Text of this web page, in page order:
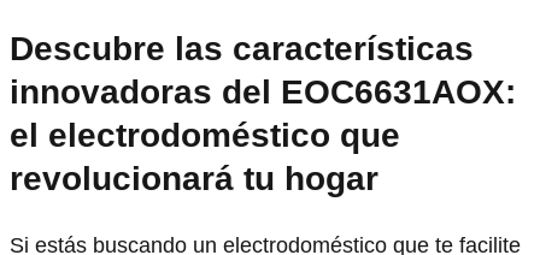
Descubre las características
innovadoras del EOC6631AOX:
el electrodoméstico que
revolucionará tu hogar
Si estás buscando un electrodoméstico que te facilite